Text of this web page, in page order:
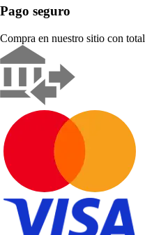
Pago seguro
Compra en nuestro sitio con